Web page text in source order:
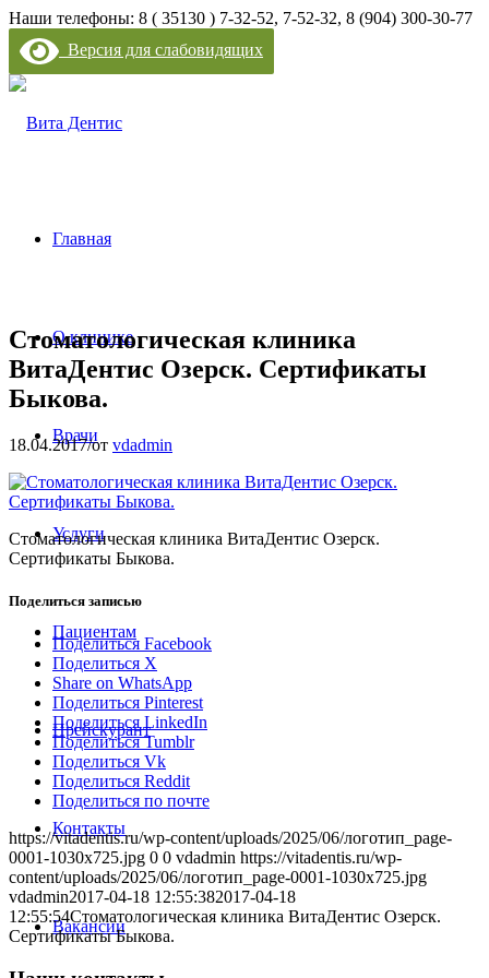
Наши телефоны: 8 ( 35130 ) 7-32-52, 7-52-32, 8 (904) 300-30-77
Версия для слабовидящих
Главная
О клинике
Врачи
Услуги
Пациентам
Прейскурант
Контакты
Вакансии
Стоматологическая клиника
ВитаДентис Озерск. Сертификаты
Быкова.
18.04.2017/от vdadmin
Стоматологическая клиника ВитаДентис Озерск.
Сертификаты Быкова.
Поделиться записью
Поделиться Facebook
Поделиться X
Share on WhatsApp
Поделиться Pinterest
Поделиться LinkedIn
Поделиться Tumblr
Поделиться Vk
Поделиться Reddit
Поделиться по почте
https://vitadentis.ru/wp-content/uploads/2025/06/логотип_page-
0001-1030x725.jpg 0 0 vdadmin https://vitadentis.ru/wp-
content/uploads/2025/06/логотип_page-0001-1030x725.jpg
vdadmin2017-04-18 12:55:382017-04-18
12:55:54Стоматологическая клиника ВитаДентис Озерск.
Сертификаты Быкова.